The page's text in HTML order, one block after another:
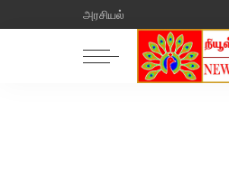
அரசியல்